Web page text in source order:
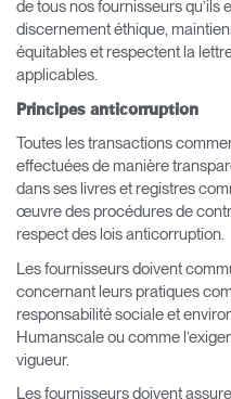
de tous nos fournisseurs qu’ils
discernement éthique,
équitables et respectent la
applicables.
Principes anticorruption
Toutes les transactions
effectuées de manière
dans ses livres et registres
œuvre des procédures de
respect des lois anticorruption.
Les fournisseurs doivent
concernant leurs pratiques
responsabilité sociale et
Humanscale ou comme
vigueur.
Les fournisseurs doivent